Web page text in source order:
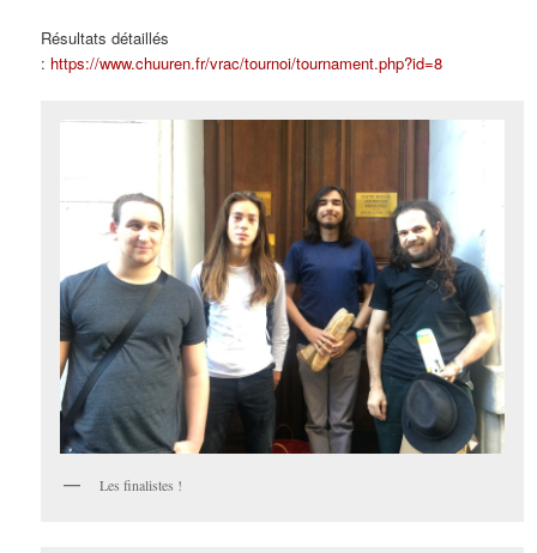
Résultats détaillés
: https://www.chuuren.fr/vrac/tournoi/tournament.php?id=8
Les finalistes !